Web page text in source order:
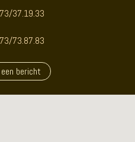
37.19.33
73.87.83
bericht